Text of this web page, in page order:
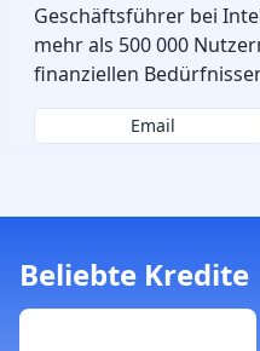
Geschäftsführer bei
mehr als 500 000
finanziellen
Email
Beliebte Kredite